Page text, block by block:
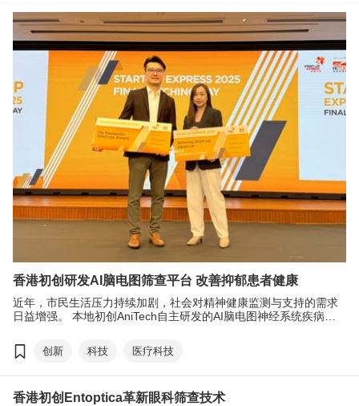
全力开拓亚洲市场。
香港初创研发AI脑电图筛查平台 改善抑郁患者健康
近年，市民生活压力持续加剧，社会对精神健康监测与支持的需求
日益增强。 本地初创AniTech自主研发的AI脑电图神经系统疾病筛
和治疗。在香港贸发局（贸发局）主办的初创培育计划“创业快线
2025”中，Anitech 获选为十家“优胜初创”之一，并荣获“我最喜爱初
创新 科技 医疗科技
香港初创Entoptica革新眼科筛查技术